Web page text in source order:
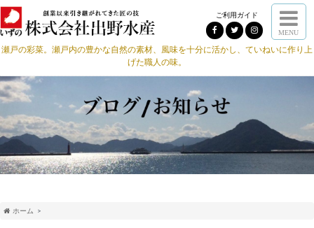
ご利用ガイド
MENU
瀬戸の彩菜。瀬戸内の豊かな自然の素材、風味を十分に活かし、ていねいに作り上
げた職人の味。
ホーム